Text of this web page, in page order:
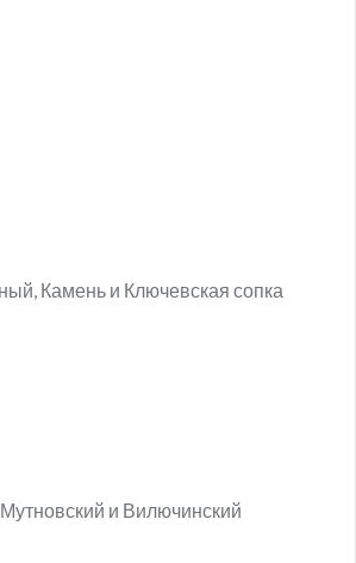
Камень и Ключевская сопка
и Вилючинский